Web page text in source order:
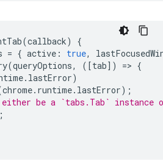
(callback)
{
= { active : true,
(queryOptions, ([tab]) => {
. lastError)
chrome. runtime. lastError);
be a `tabs.Tab` instance